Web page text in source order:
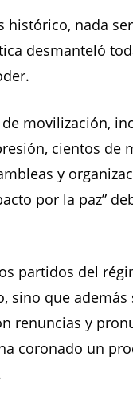
nada
desmanteló
movilización,
cientos de
y
por la paz”
partidos del
sino que
renuncias y
coronado un